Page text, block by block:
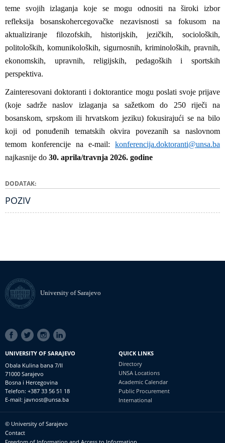
teme svojih izlaganja koje se mogu odnositi na široki izbor
refleksija bosanskohercegovačke nezavisnosti sa fokusom na
aktualiziranje filozofskih, historijskih, jezičkih, socioloških,
politoloških, komunikoloških, sigurnosnih, kriminoloških, pravnih,
ekonomskih, upravnih, religijskih, pedagoških i sportskih
perspektiva.
Zainteresovani doktoranti i doktorantice mogu poslati svoje prijave
(koje sadrže naslov izlaganja sa sažetkom do 250 riječi na
bosanskom, srpskom ili hrvatskom jeziku) fokusirajući se na bilo
koji od ponuđenih tematskih okvira povezanih sa naslovnom
temom konferencije na e-mail: konferencija.doktoranti@unsa.ba
najkasnije do 30. aprila/travnja 2026. godine
DODATAK
POZIV
University of Sarajevo
SOCIAL
LINKS
UNIVERSITY OF SARAJEVO
Obala Kulina bana 7/II
71000 Sarajevo
Bosna i Hercegovina
Telefon: +387 33 56 51 18
E-mail: javnost@unsa.ba
QUICK LINKS
Directory
UNSA Locations
Academic Calendar
Public Procurement
International
Footer
© University of Sarajevo
Contact